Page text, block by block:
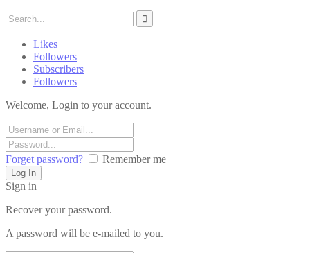
Likes
Followers
Subscribers
Followers
Welcome, Login to your account.
Forget password? Remember me
Sign in
Recover your password.
A password will be e-mailed to you.